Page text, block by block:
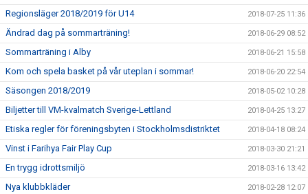
Regionsläger 2018/2019 för U14 2018-07-25 11:36
Ändrad dag på sommarträning! 2018-06-29 08:52
Sommarträning i Alby 2018-06-21 15:58
Kom och spela basket på vår uteplan i sommar! 2018-06-20 22:54
Säsongen 2018/2019 2018-05-02 10:28
Biljetter till VM-kvalmatch Sverige-Lettland 2018-04-25 13:27
Etiska regler för föreningsbyten i Stockholmsdistriktet 2018-04-18 08:24
Vinst i Farihya Fair Play Cup 2018-03-30 21:21
En trygg idrottsmiljö 2018-03-16 13:42
Nya klubbkläder 2018-02-28 12:07